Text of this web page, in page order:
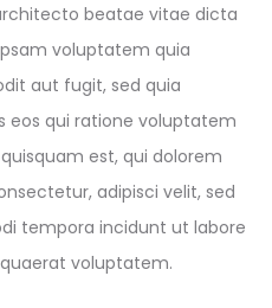
beatae vitae dicta
voluptatem quia
aut fugit, sed quia
eos qui ratione voluptatem
est, qui dolorem
adipisci velit, sed
tempora incidunt ut labore
voluptatem.